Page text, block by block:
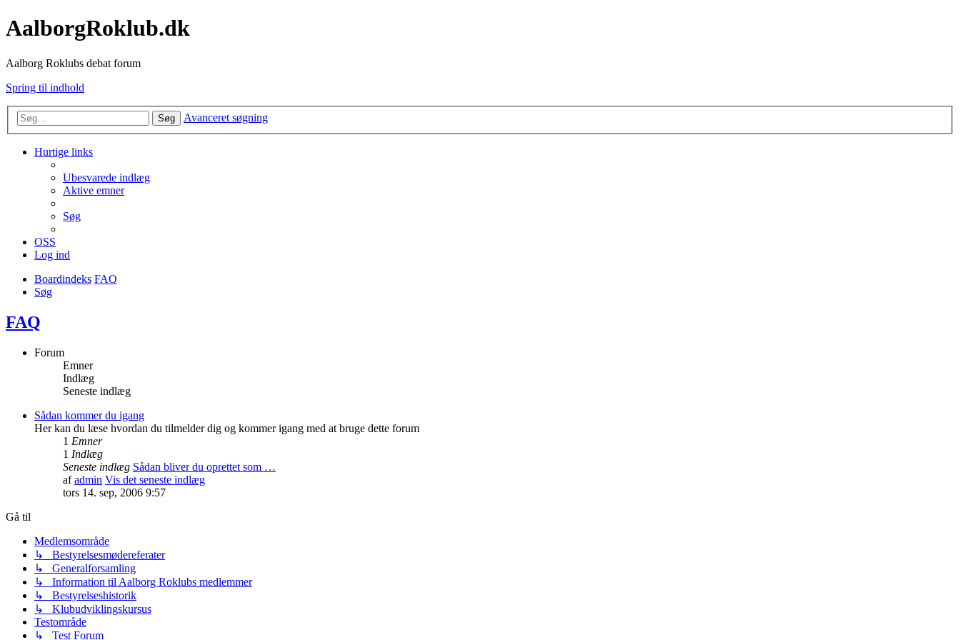
AalborgRoklub.dk
Aalborg Roklubs debat forum
Spring til indhold
Søg Avanceret søgning
Hurtige links
Ubesvarede indlæg
Aktive emner
Søg
OSS
Log ind
Boardindeks FAQ
Søg
FAQ
Forum
Emner
Indlæg
Seneste indlæg
Sådan kommer du igang
Her kan du læse hvordan du tilmelder dig og kommer igang med at bruge dette forum
1 Emner
1 Indlæg
Seneste indlæg Sådan bliver du oprettet som …
afadmin Vis det seneste indlæg
tors 14. sep, 2006 9:57
Gå til
Medlemsområde
↳ Bestyrelsesmødereferater
↳ Generalforsamling
↳ Information til Aalborg Roklubs medlemmer
↳ Bestyrelseshistorik
↳ Klubudviklingskursus
Testområde
↳ Test Forum